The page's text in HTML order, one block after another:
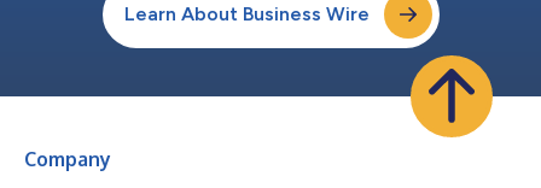
Learn About Business Wire
Company